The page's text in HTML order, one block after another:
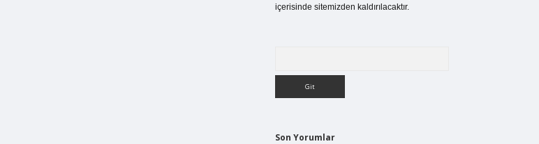
içerisinde sitemizden kaldırılacaktır.
Son Yorumlar